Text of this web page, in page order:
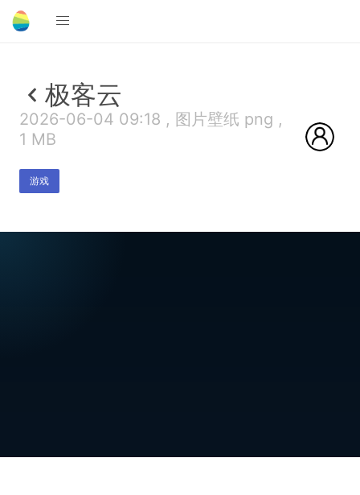
极客云
2026-06-04 09:18 , 图片壁纸 png ,
1 MB
游戏